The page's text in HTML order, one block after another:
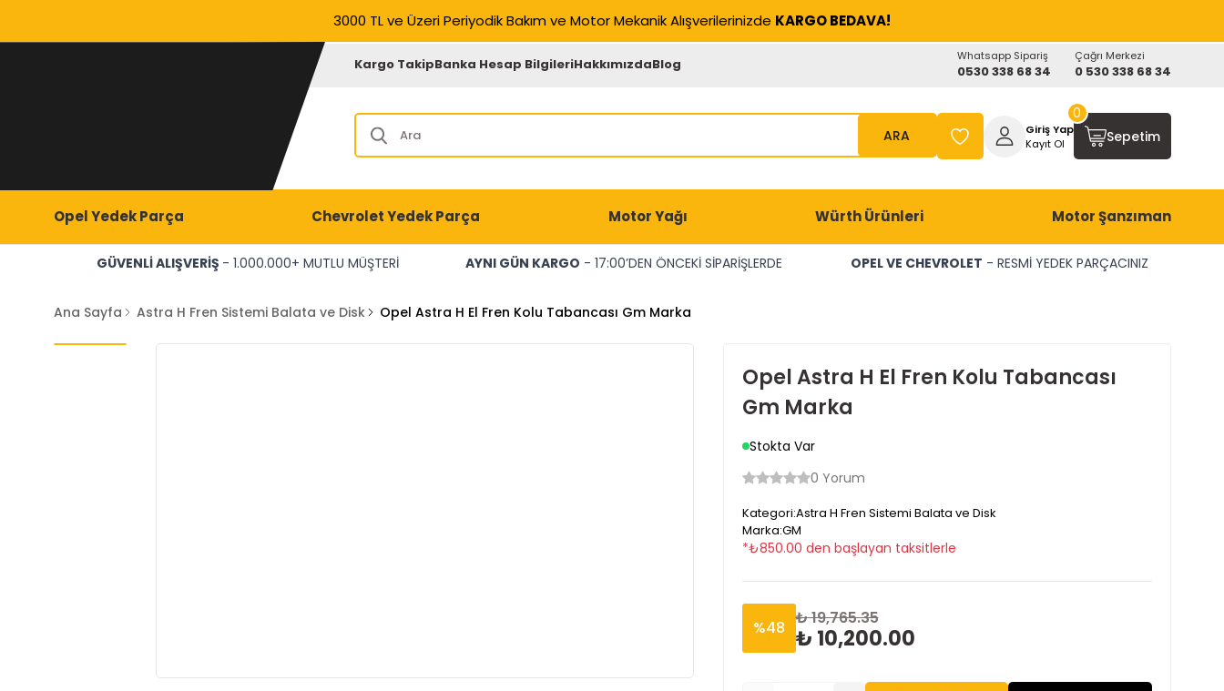
3000 TL ve Üzeri Periyodik Bakım ve Motor Mekanik Alışverilerinizde KARGO BEDAVA!
Kargo TakipBanka Hesap BilgileriHakkımızdaBlog Whatsapp Sipariş
0530 338 68 34
Çağrı Merkezi
0 530 338 68 34
ARA
Giriş Yap
Kayıt Ol
Sepetim
0
Opel Yedek Parça Chevrolet Yedek Parça Motor Yağı Würth Ürünleri Motor Şanzıman
GÜVENLİ ALIŞVERİŞ - 1.000.000+ MUTLU MÜŞTERİ AYNI GÜN KARGO - 17:00’DEN ÖNCEKİ SİPARİŞLERDE OPEL VE CHEVROLET - RESMİ YEDEK PARÇACINIZ
Ana Sayfa Astra H Fren Sistemi Balata ve Disk Opel Astra H El Fren Kolu Tabancası Gm Marka
Opel Astra H El Fren Kolu Tabancası
Gm Marka
Stokta Var
0 Yorum
Kategori:Astra H Fren Sistemi Balata ve Disk
Marka:GM
*₺850.00 den başlayan taksitlerle
%48 ₺ 19,765.35
₺ 10,200.00